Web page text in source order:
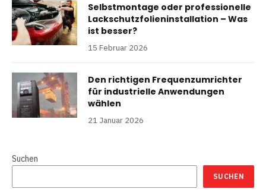
Selbstmontage oder professionelle
Lackschutzfolieninstallation – Was
ist besser?
15 Februar 2026
Den richtigen Frequenzumrichter
für industrielle Anwendungen
wählen
21 Januar 2026
Suchen
SUCHEN